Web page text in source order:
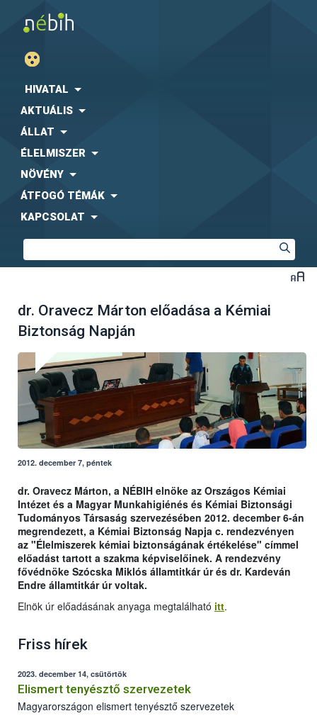
HIVATAL
AKTUÁLIS
ÁLLAT
ÉLELMISZER
NÖVÉNY
ÁTFOGÓ TÉMÁK
KAPCSOLAT
dr. Oravecz Márton előadása a Kémiai
Biztonság Napján
2012. december 7, péntek
dr. Oravecz Márton, a NÉBIH elnöke az Országos Kémiai
Intézet és a Magyar Munkahigiénés és Kémiai Biztonsági
Tudományos Társaság szervezésében 2012. december 6-án
megrendezett, a Kémiai Biztonság Napja c. rendezvényen
az "Élelmiszerek kémiai biztonságának értékelése" címmel
előadást tartott a szakma képviselőinek. A rendezvény
fővédnöke Szócska Miklós államtitkár úr és dr. Kardeván
Endre államtitkár úr voltak.
Elnök úr előadásának anyaga megtalálható itt.
Friss hírek
2023. december 14, csütörtök
Elismert tenyésztő szervezetek
Magyarországon elismert tenyésztő szervezetek